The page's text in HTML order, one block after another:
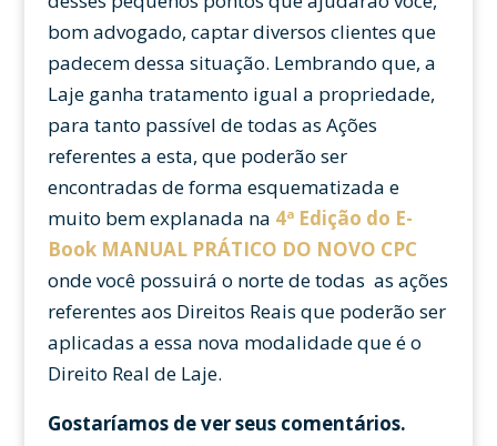
bom advogado, captar diversos clientes que
padecem dessa situação. Lembrando que, a
Laje ganha tratamento igual a propriedade,
para tanto passível de todas as Ações
referentes a esta, que poderão ser
encontradas de forma esquematizada e
muito bem explanada na 4ª Edição do E-
Book MANUAL PRÁTICO DO NOVO CPC
onde você possuirá o norte de todas as ações
referentes aos Direitos Reais que poderão ser
aplicadas a essa nova modalidade que é o
Direito Real de Laje.
Gostaríamos de ver seus comentários.